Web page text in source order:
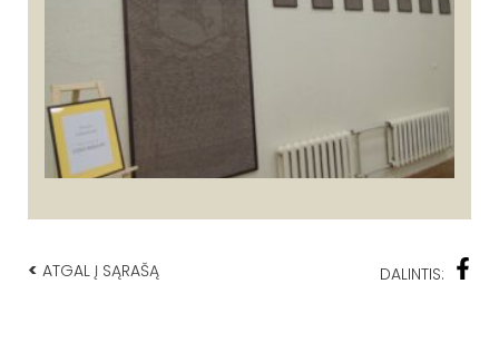
< ATGAL Į SĄRAŠĄ DALINTIS: